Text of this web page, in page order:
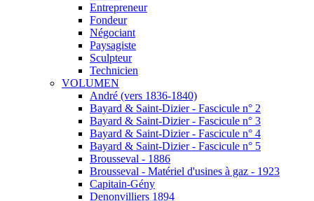
Entrepreneur
Fondeur
Négociant
Paysagiste
Sculpteur
Technicien
VOLUMEN
André (vers 1836-1840)
Bayard & Saint-Dizier - Fascicule n° 2
Bayard & Saint-Dizier - Fascicule n° 3
Bayard & Saint-Dizier - Fascicule n° 4
Bayard & Saint-Dizier - Fascicule n° 5
Brousseval - 1886
Brousseval - Matériel d'usines à gaz - 1923
Capitain-Gény
Denonvilliers 1894